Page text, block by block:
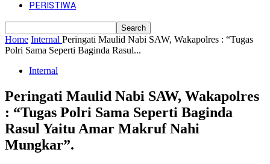
PERISTIWA
Home Internal Peringati Maulid Nabi SAW, Wakapolres : “Tugas
Polri Sama Seperti Baginda Rasul...
Internal
Peringati Maulid Nabi SAW, Wakapolres
: “Tugas Polri Sama Seperti Baginda
Rasul Yaitu Amar Makruf Nahi
Mungkar”.